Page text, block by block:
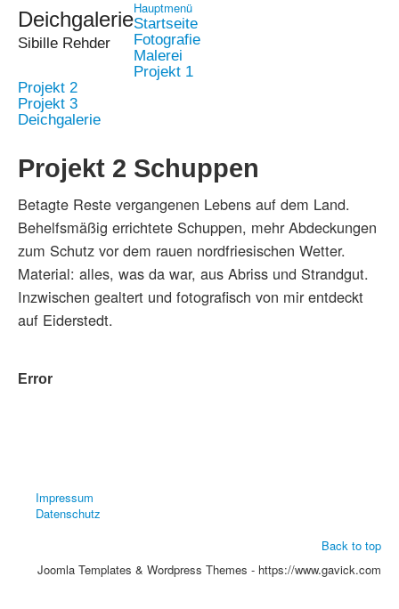
Deichgalerie
Sibille Rehder
Hauptmenü
Startseite
Fotografie
Malerei
Projekt 1
Projekt 2
Projekt 3
Deichgalerie
Projekt 2 Schuppen
Betagte Reste vergangenen Lebens auf dem Land.
Behelfsmäßig errichtete Schuppen, mehr Abdeckungen
zum Schutz vor dem rauen nordfriesischen Wetter.
Material: alles, was da war, aus Abriss und Strandgut.
Inzwischen gealtert und fotografisch von mir entdeckt
auf Eiderstedt.
Error
Impressum
Datenschutz
Back to top
Joomla Templates & Wordpress Themes - https://www.gavick.com